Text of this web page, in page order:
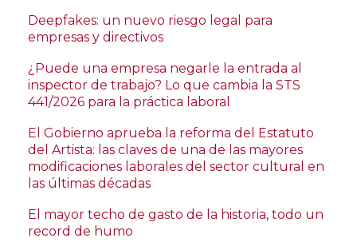
Deepfakes: un nuevo riesgo legal para
empresas y directivos
¿Puede una empresa negarle la entrada al
inspector de trabajo? Lo que cambia la STS
441/2026 para la práctica laboral
El Gobierno aprueba la reforma del Estatuto
del Artista: las claves de una de las mayores
modificaciones laborales del sector cultural en
las últimas décadas
El mayor techo de gasto de la historia, todo un
record de humo